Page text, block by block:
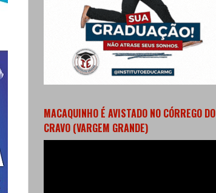
MACAQUINHO É AVISTADO NO CÓRREGO DO
CRAVO (VARGEM GRANDE)